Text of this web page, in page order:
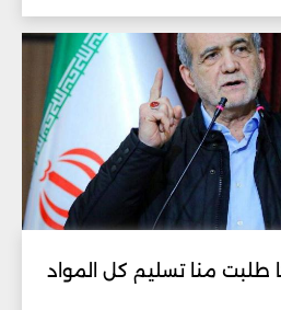
طلبت منا تسليم كل المواد